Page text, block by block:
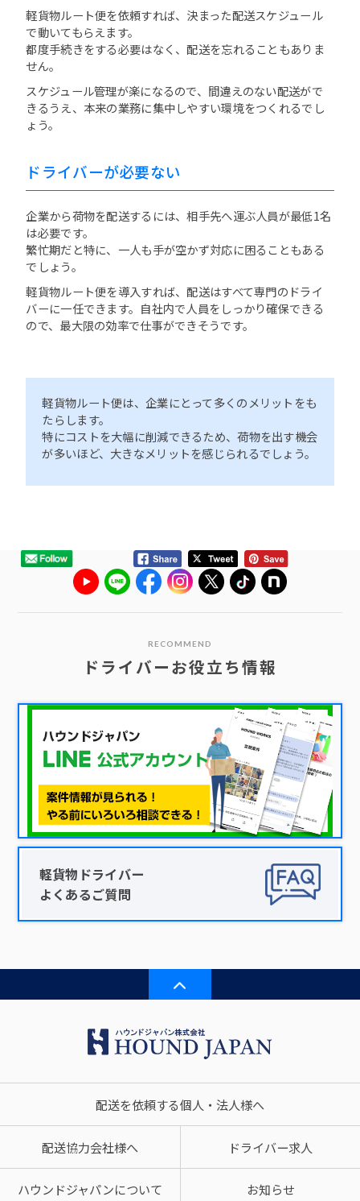
軽貨物ルート便を依頼すれば、決まった配送スケジュール
で動いてもらえます。
都度手続きをする必要はなく、配送を忘れることもありま
せん。
スケジュール管理が楽になるので、間違えのない配送がで
きるうえ、本来の業務に集中しやすい環境をつくれるでし
ょう。
ドライバーが必要ない
企業から荷物を配送するには、相手先へ運ぶ人員が最低1名
は必要です。
繁忙期だと特に、一人も手が空かず対応に困ることもある
でしょう。
軽貨物ルート便を導入すれば、配送はすべて専門のドライ
バーに一任できます。自社内で人員をしっかり確保できる
ので、最大限の効率で仕事ができそうです。
軽貨物ルート便は、企業にとって多くのメリットをも
たらします。
特にコストを大幅に削減できるため、荷物を出す機会
が多いほど、大きなメリットを感じられるでしょう。
RECOMMEND
ドライバーお役立ち情報
軽貨物ドライバー
よくあるご質問
配送を依頼する個人・法人様へ
配送協力会社様へ ドライバー求人
ハウンドジャパンについて お知らせ